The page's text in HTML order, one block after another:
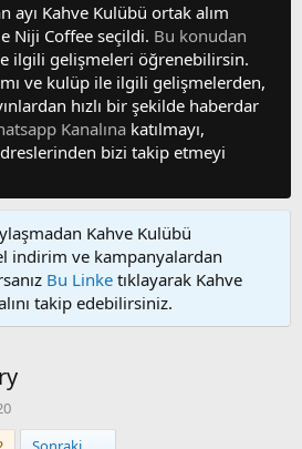
ayı Kahve Kulübü ortak alım
Niji Coffee seçildi. Bu konudan
ilgili gelişmeleri öğrenebilirsin.
ve kulüp ile ilgili gelişmelerden,
hızlı bir şekilde haberdar
Kanalına katılmayı,
bizi takip etmeyi
Kahve Kulübü
indirim ve kampanyalardan
Bu Linke tıklayarak Kahve
takip edebilirsiniz.